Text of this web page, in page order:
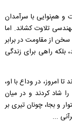
هم‌نوایی با سرآمدان
تلاوت کشاند. اما
از مقاومت در برابر
بلکه راهی برای زندگی
تا امروز، در وداع با او،
شاد کردند و در میان
و بجا، چونان تیری بر
...